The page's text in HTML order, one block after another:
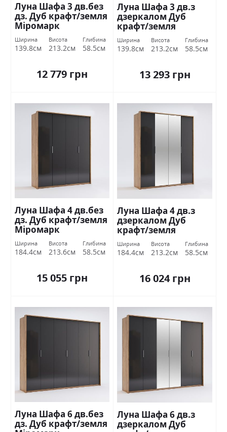
Луна Шафа 3 дв.без
дз. Дуб крафт/земля
Міромарк
Ширина
139.8см
Висота
213.2см
Глибина
58.5см
12 779 грн
Луна Шафа 3 дв.з
дзеркалом Дуб
крафт/земля
Міромарк
Ширина
139.8см
Висота
213.2см
Глибина
58.5см
13 293 грн
Луна Шафа 4 дв.без
дз. Дуб крафт/земля
Міромарк
Ширина
184.4см
Висота
213.6см
Глибина
58.5см
15 055 грн
Луна Шафа 4 дв.з
дзеркалом Дуб
крафт/земля
Міромарк
Ширина
184.4см
Висота
213.2см
Глибина
58.5см
16 024 грн
Луна Шафа 6 дв.без
дз. Дуб крафт/земля
Луна Шафа 6 дв.з
дзеркалом Дуб